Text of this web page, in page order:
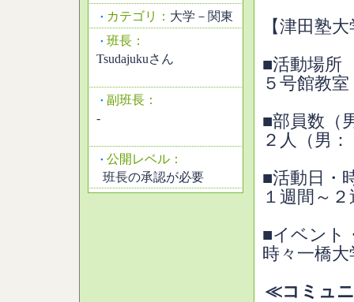
・ カテゴリ： 大学－関東
・ 班長：
Tsudajukuさん
・ 副班長：
-
・ 公開レベル：
班長の承認が必要
【津田塾
■活動場所
５号館教室
■部員数（
２人（男
■活動日・
１週間～
■イベント
時々一橋
≪コミュ